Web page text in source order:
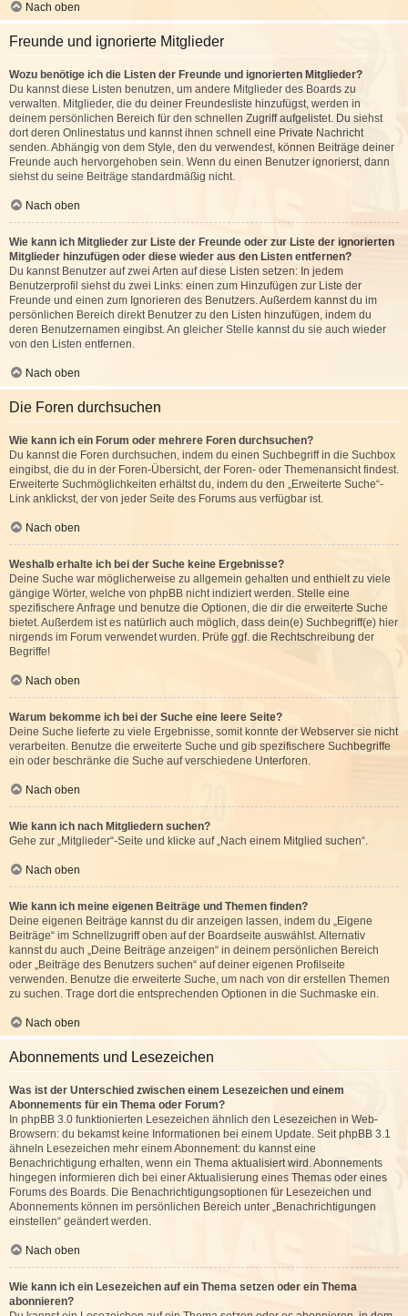
Nach oben
Freunde und ignorierte Mitglieder
Wozu benötige ich die Listen der Freunde und ignorierten Mitglieder?
Du kannst diese Listen benutzen, um andere Mitglieder des Boards zu
verwalten. Mitglieder, die du deiner Freundesliste hinzufügst, werden in
deinem persönlichen Bereich für den schnellen Zugriff aufgelistet. Du siehst
dort deren Onlinestatus und kannst ihnen schnell eine Private Nachricht
senden. Abhängig von dem Style, den du verwendest, können Beiträge deiner
Freunde auch hervorgehoben sein. Wenn du einen Benutzer ignorierst, dann
siehst du seine Beiträge standardmäßig nicht.
Nach oben
Wie kann ich Mitglieder zur Liste der Freunde oder zur Liste der ignorierten
Mitglieder hinzufügen oder diese wieder aus den Listen entfernen?
Du kannst Benutzer auf zwei Arten auf diese Listen setzen: In jedem
Benutzerprofil siehst du zwei Links: einen zum Hinzufügen zur Liste der
Freunde und einen zum Ignorieren des Benutzers. Außerdem kannst du im
persönlichen Bereich direkt Benutzer zu den Listen hinzufügen, indem du
deren Benutzernamen eingibst. An gleicher Stelle kannst du sie auch wieder
von den Listen entfernen.
Nach oben
Die Foren durchsuchen
Wie kann ich ein Forum oder mehrere Foren durchsuchen?
Du kannst die Foren durchsuchen, indem du einen Suchbegriff in die Suchbox
eingibst, die du in der Foren-Übersicht, der Foren- oder Themenansicht findest.
Erweiterte Suchmöglichkeiten erhältst du, indem du den „Erweiterte Suche“-
Link anklickst, der von jeder Seite des Forums aus verfügbar ist.
Nach oben
Weshalb erhalte ich bei der Suche keine Ergebnisse?
Deine Suche war möglicherweise zu allgemein gehalten und enthielt zu viele
gängige Wörter, welche von phpBB nicht indiziert werden. Stelle eine
spezifischere Anfrage und benutze die Optionen, die dir die erweiterte Suche
bietet. Außerdem ist es natürlich auch möglich, dass dein(e) Suchbegriff(e) hier
nirgends im Forum verwendet wurden. Prüfe ggf. die Rechtschreibung der
Begriffe!
Nach oben
Warum bekomme ich bei der Suche eine leere Seite?
Deine Suche lieferte zu viele Ergebnisse, somit konnte der Webserver sie nicht
verarbeiten. Benutze die erweiterte Suche und gib spezifischere Suchbegriffe
ein oder beschränke die Suche auf verschiedene Unterforen.
Nach oben
Wie kann ich nach Mitgliedern suchen?
Gehe zur „Mitglieder“-Seite und klicke auf „Nach einem Mitglied suchen“.
Nach oben
Wie kann ich meine eigenen Beiträge und Themen finden?
Deine eigenen Beiträge kannst du dir anzeigen lassen, indem du „Eigene
Beiträge“ im Schnellzugriff oben auf der Boardseite auswählst. Alternativ
kannst du auch „Deine Beiträge anzeigen“ in deinem persönlichen Bereich
oder „Beiträge des Benutzers suchen“ auf deiner eigenen Profilseite
verwenden. Benutze die erweiterte Suche, um nach von dir erstellen Themen
zu suchen. Trage dort die entsprechenden Optionen in die Suchmaske ein.
Nach oben
Abonnements und Lesezeichen
Was ist der Unterschied zwischen einem Lesezeichen und einem
Abonnements für ein Thema oder Forum?
In phpBB 3.0 funktionierten Lesezeichen ähnlich den Lesezeichen in Web-
Browsern: du bekamst keine Informationen bei einem Update. Seit phpBB 3.1
ähneln Lesezeichen mehr einem Abonnement: du kannst eine
Benachrichtigung erhalten, wenn ein Thema aktualisiert wird. Abonnements
hingegen informieren dich bei einer Aktualisierung eines Themas oder eines
Forums des Boards. Die Benachrichtigungsoptionen für Lesezeichen und
Abonnements können im persönlichen Bereich unter „Benachrichtigungen
einstellen“ geändert werden.
Nach oben
Wie kann ich ein Lesezeichen auf ein Thema setzen oder ein Thema
abonnieren?